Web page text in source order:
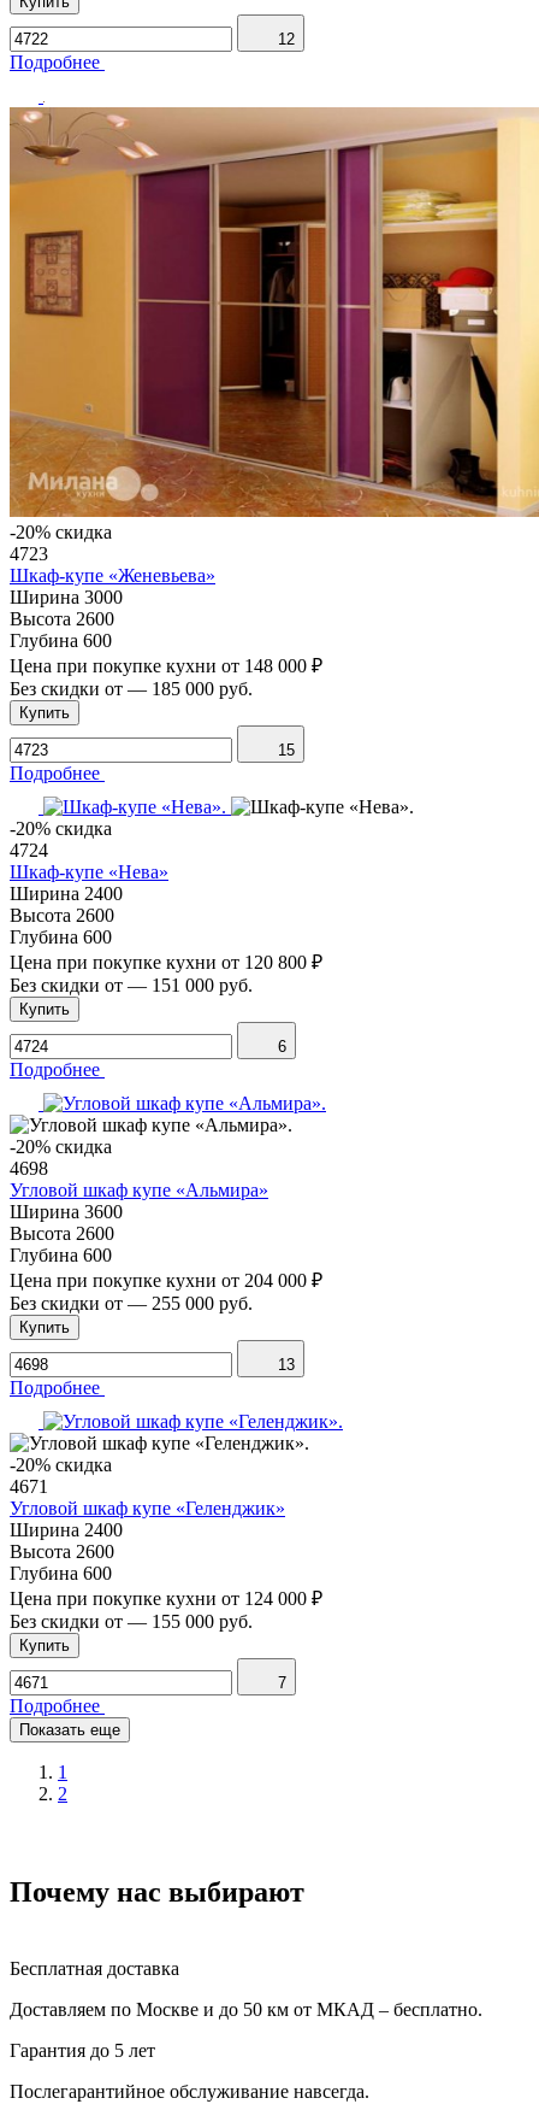
12
Подробнее
-20% скидка
4723
Шкаф-купе «Женевьева»
Ширина 3000
Высота 2600
Глубина 600
Цена при покупке кухни от 148 000 ₽
Без скидки от — 185 000 руб.
Купить
15
Подробнее
-20% скидка
4724
Шкаф-купе «Нева»
Ширина 2400
Высота 2600
Глубина 600
Цена при покупке кухни от 120 800 ₽
Без скидки от — 151 000 руб.
Купить
6
Подробнее
-20% скидка
4698
Угловой шкаф купе «Альмира»
Ширина 3600
Высота 2600
Глубина 600
Цена при покупке кухни от 204 000 ₽
Без скидки от — 255 000 руб.
Купить
13
Подробнее
-20% скидка
4671
Угловой шкаф купе «Геленджик»
Ширина 2400
Высота 2600
Глубина 600
Цена при покупке кухни от 124 000 ₽
Без скидки от — 155 000 руб.
Купить
7
Подробнее
Показать еще
1
2
Почему нас выбирают
Бесплатная доставка
Доставляем по Москве и до 50 км от МКАД – бесплатно.
Гарантия до 5 лет
Послегарантийное обслуживание навсегда.